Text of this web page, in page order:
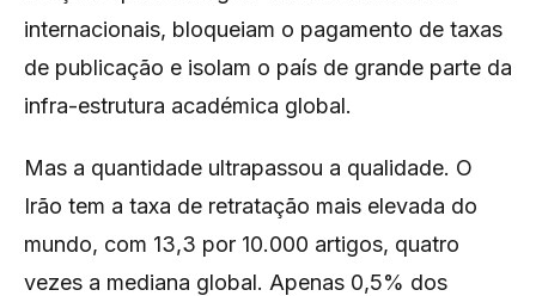
internacionais, bloqueiam o pagamento de taxas
de publicação e isolam o país de grande parte da
infra-estrutura académica global.
Mas a quantidade ultrapassou a qualidade. O
Irão tem a taxa de retratação mais elevada do
mundo, com 13,3 por 10.000 artigos, quatro
vezes a mediana global. Apenas 0,5% dos